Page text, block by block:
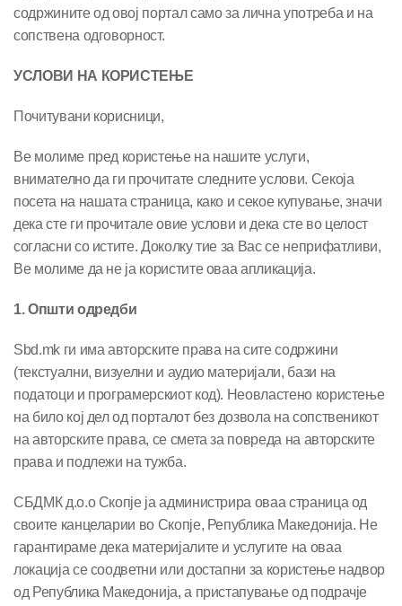
содржините од овој портал само за лична употреба и на
сопствена одговорност.
УСЛОВИ НА КОРИСТЕЊЕ
Почитувани корисници,
Ве молиме пред користење на нашите услуги,
внимателно да ги прочитате следните услови. Секоја
посета на нашата страница, како и секое купување, значи
дека сте ги прочитале овие услови и дека сте во целост
согласни со истите. Доколку тие за Вас се неприфатливи,
Ве молиме да не ја користите оваа апликација.
1. Општи одредби
Sbd.mk ги има авторските права на сите содржини
(текстуални, визуелни и аудио материјали, бази на
податоци и програмерскиот код). Неовластено користење
на било кој дел од порталот без дозвола на сопственикот
на авторските права, се смета за повреда на авторските
права и подлежи на тужба.
СБДМК д.о.о Скопје ја администрира оваа страница од
своите канцеларии во Скопје, Република Македонија. Не
гарантираме дека материјалите и услугите на оваа
локација се соодветни или достапни за користење надвор
од Република Македонија, а пристапување од подрачје